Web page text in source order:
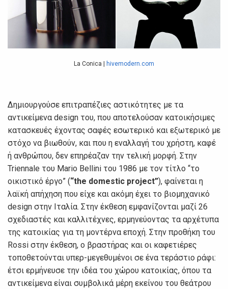
La Conica | hivemodern.com
Δημιουργούσε επιτραπέζιες αστικότητες με τα
αντικείμενα design του, που αποτελούσαν κατοικήσιμες
κατασκευές έχοντας σαφές εσωτερικό και εξωτερικό με
στόχο να βιωθούν, και που η εναλλαγή του χρήστη, καφέ
ή ανθρώπου, δεν επηρέαζαν την τελική μορφή. Στην
Triennale του Mario Bellini του 1986 με τον τίτλο “το
οικιστικό έργο” (“the domestic project”), φαίνεται η
λαϊκή απήχηση που είχε και ακόμη έχει το βιομηχανικό
design στην Ιταλία. Στην έκθεση εμφανίζονται μαζί 26
σχεδιαστές και καλλιτέχνες, ερμηνεύοντας τα αρχέτυπα
της κατοικίας για τη μοντέρνα εποχή. Στην προθήκη του
Rossi στην έκθεση, ο βραστήρας και οι καφετιέρες
τοποθετούνται υπερ-μεγεθυμένοι σε ένα τεράστιο ράφι:
έτσι ερμήνευσε την ιδέα του χώρου κατοικίας, όπου τα
αντικείμενα είναι συμβολικά μέρη εκείνου του θεάτρου